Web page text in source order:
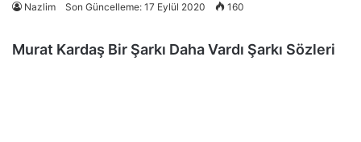
Nazlim Son Güncelleme: 17 Eylül 2020 160
Murat Kardaş Bir Şarkı Daha Vardı Şarkı Sözleri